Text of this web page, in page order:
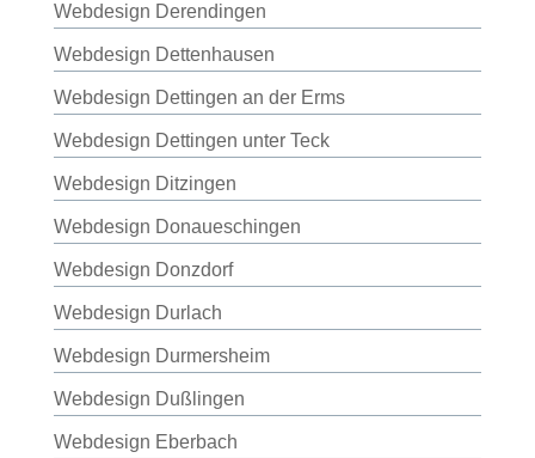
Webdesign Derendingen
Webdesign Dettenhausen
Webdesign Dettingen an der Erms
Webdesign Dettingen unter Teck
Webdesign Ditzingen
Webdesign Donaueschingen
Webdesign Donzdorf
Webdesign Durlach
Webdesign Durmersheim
Webdesign Dußlingen
Webdesign Eberbach